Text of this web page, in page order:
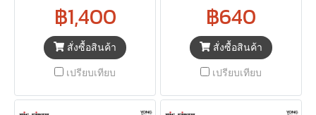
฿1,400
สั่งซื้อสินค้า
เปรียบเทียบ
฿640
สั่งซื้อสินค้า
เปรียบเทียบ